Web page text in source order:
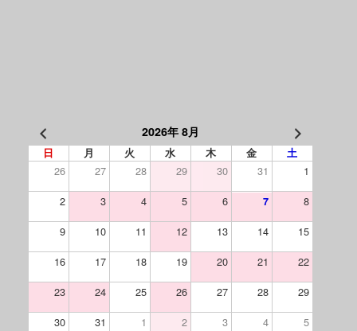
2026年 8月
日 月 火 水 木 金 土
26 27 28 29 30 31
1
2
3 4 5 6 7
8
9
10 11 12 13 14
15
16
17 18 19 20 21
22
23
24 25 26 27 28
29
30
31 1 2 3 4 5